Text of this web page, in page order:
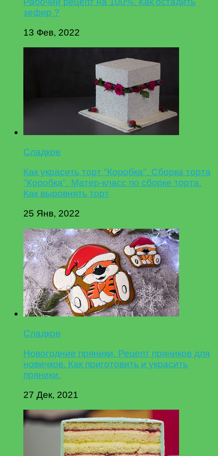
зефир ?
13 Фев, 2022
Сладкое
Как украсить торт "Коробка". Сборка торта
"Коробка". Матер-класс по сборке торта.
Как выровнять торт
25 Янв, 2022
Сладкое
Новогодние пряники. Рецепт пряников для
новичков. Как приготовить и украсить
пряники.
27 Дек, 2021